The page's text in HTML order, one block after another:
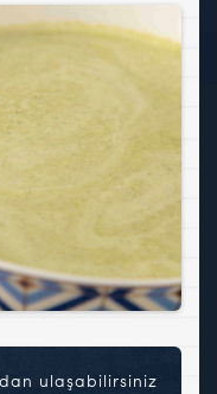
ulaşabilirsiniz